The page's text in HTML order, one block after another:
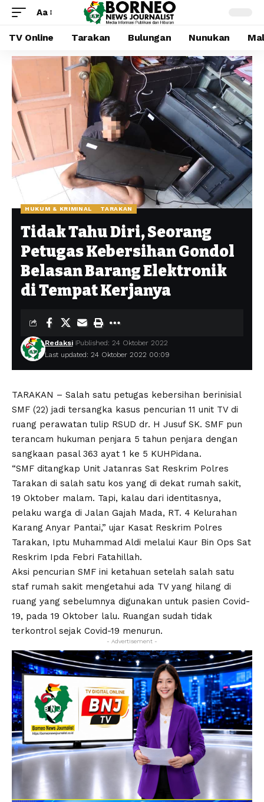
Aa
TV Online Tarakan Bulungan Nunukan
HUKUM & KRIMINAL TARAKAN
Tidak Tahu Diri, Seorang
Petugas Kebersihan Gondol
Belasan Barang Elektronik
di Tempat Kerjanya
Last updated: 24 Oktober 2022 00:09
Redaksi Published: 24 Oktober 2022
TARAKAN – Salah satu petugas kebersihan berinisial
SMF (22) jadi tersangka kasus pencurian 11 unit TV di
ruang perawatan tulip RSUD dr. H Jusuf SK. SMF pun
terancam hukuman penjara 5 tahun penjara dengan
sangkaan pasal 363 ayat 1 ke 5 KUHPidana.
“SMF ditangkap Unit Jatanras Sat Reskrim Polres
Tarakan di salah satu kos yang di dekat rumah sakit,
19 Oktober malam. Tapi, kalau dari identitasnya,
pelaku warga di Jalan Gajah Mada, RT. 4 Kelurahan
Karang Anyar Pantai,” ujar Kasat Reskrim Polres
Tarakan, Iptu Muhammad Aldi melalui Kaur Bin Ops Sat
Reskrim Ipda Febri Fatahillah.
Aksi pencurian SMF ini ketahuan setelah salah satu
staf rumah sakit mengetahui ada TV yang hilang di
ruang yang sebelumnya digunakan untuk pasien Covid-
19, pada 19 Oktober lalu. Ruangan sudah tidak
terkontrol sejak Covid-19 menurun.
- Advertisement -